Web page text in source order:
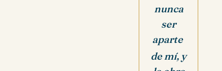
nunca
ser
aparte
de mí, y